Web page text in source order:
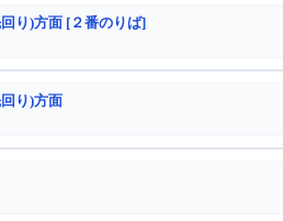
り)方面 [２番のりば]
り)方面